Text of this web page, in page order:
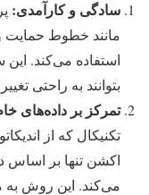
سادگی و کارآمدی:
مانند خطوط حمایت
استفاده می‌کند.
بتوانند به راحتی
تمرکز بر داده‌های
تکنیکال که از
اکشن تنها بر
می‌کند. این روش به